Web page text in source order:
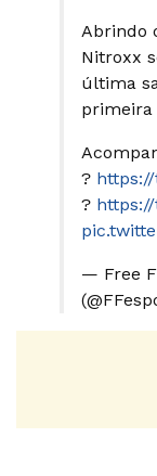
Abrindo
Nitroxx
última
primeira
? https://
?
— Free